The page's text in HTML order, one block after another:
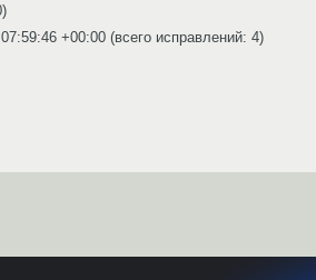
)
+00:00 (всего исправлений: 4)